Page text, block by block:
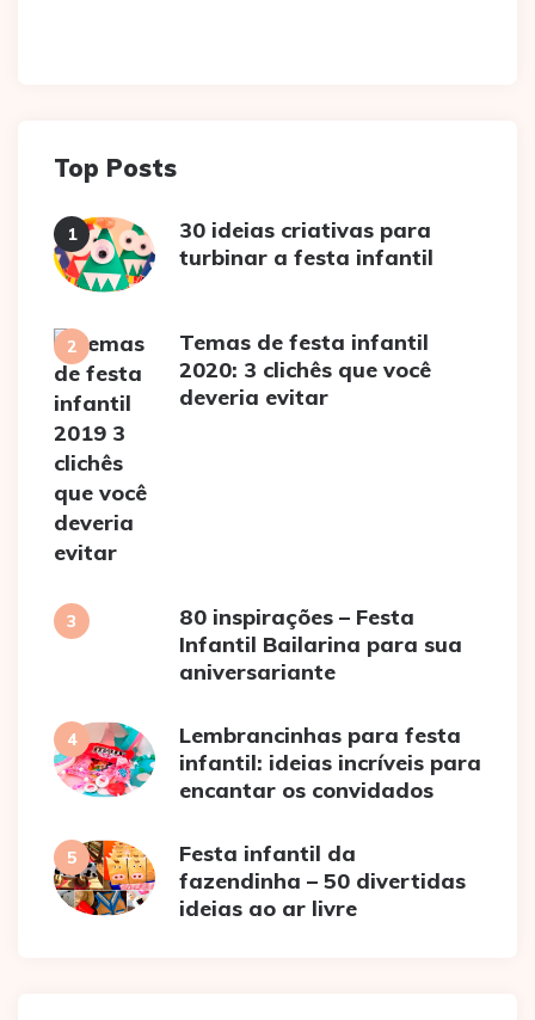
Top Posts
30 ideias criativas para
turbinar a festa infantil
Temas de festa infantil
2020: 3 clichês que você
deveria evitar
80 inspirações – Festa
Infantil Bailarina para sua
aniversariante
Lembrancinhas para festa
infantil: ideias incríveis para
encantar os convidados
Festa infantil da
fazendinha – 50 divertidas
ideias ao ar livre